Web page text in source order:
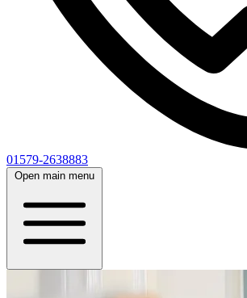
01579-2638883
Open main menu